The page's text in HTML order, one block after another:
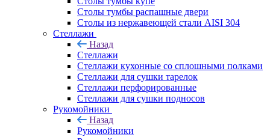
Столы тумбы распашные двери
Столы из нержавеющей стали AISI 304
Стеллажи
Назад
Стеллажи
Стеллажи кухонные со сплошными полками
Стеллажи для сушки тарелок
Стеллажи перфорированные
Стеллажи для сушки подносов
Рукомойники
Назад
Рукомойники